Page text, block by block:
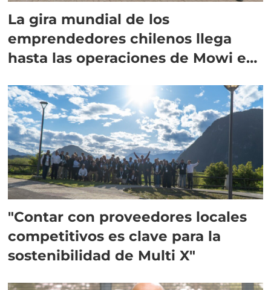
La gira mundial de los
emprendedores chilenos llega
hasta las operaciones de Mowi en
"Contar con proveedores locales
competitivos es clave para la
sostenibilidad de Multi X"